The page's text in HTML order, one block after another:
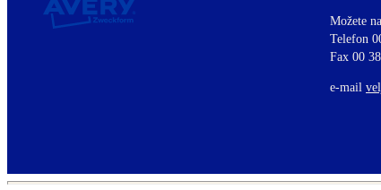
Možete
Telefon
Fax 00
e-mail